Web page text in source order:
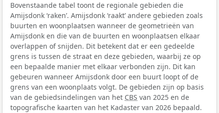
Bovenstaande tabel toont de regionale gebieden die
Amijsdonk ‘raken’. Amijsdonk ‘raakt’ andere gebieden zoals
buurten en woonplaatsen wanneer de geometrieën van
Amijsdonk en die van de buurten en woonplaatsen elkaar
overlappen of snijden. Dit betekent dat er een gedeelde
grens is tussen de straat en deze gebieden, waarbij ze op
een bepaalde manier met elkaar verbonden zijn. Dit kan
gebeuren wanneer Amijsdonk door een buurt loopt of de
grens van een woonplaats volgt. De gebieden zijn op basis
van de gebiedsindelingen van het CBS van 2025 en de
topografische kaarten van het Kadaster van 2026 bepaald.